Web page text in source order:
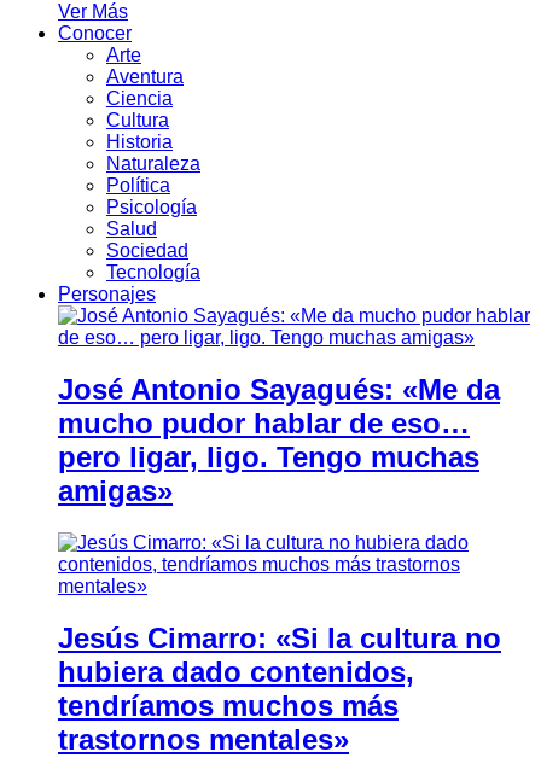
Ver Más
Conocer
Arte
Aventura
Ciencia
Cultura
Historia
Naturaleza
Política
Psicología
Salud
Sociedad
Tecnología
Personajes
José Antonio Sayagués: «Me da
mucho pudor hablar de eso…
pero ligar, ligo. Tengo muchas
amigas»
Jesús Cimarro: «Si la cultura no
hubiera dado contenidos,
tendríamos muchos más
trastornos mentales»